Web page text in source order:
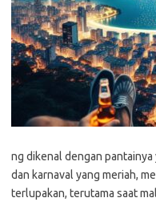
ng dikenal dengan
dan karnaval yang meriah,
terlupakan, terutama saat